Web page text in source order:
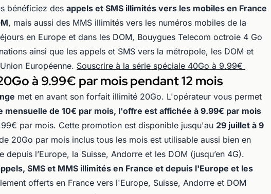
bénéficiez des appels et SMS illimités vers les mobiles en France
, mais aussi des MMS illimités vers les numéros mobiles de la
en Europe et dans les DOM, Bouygues Telecom octroie 4 Go
ainsi que les appels et SMS vers la métropole, les DOM et
Européenne. Souscrire à la série spéciale 40Go à 9.99€
à 9.99€ par mois pendant 12 mois
met en avant son forfait illimité 20Go. L'opérateur vous permet
mensuelle de 10€ par mois, l'offre est affichée à 9.99€ par mois
par mois. Cette promotion est disponible jusqu'au 29 juillet à 9
20Go par mois inclus tous les mois est utilisable aussi bien en
depuis l’Europe, la Suisse, Andorre et les DOM (jusqu’en 4G).
SMS et MMS illimités en France et depuis l'Europe et les
offerts en France vers l'Europe, Suisse, Andorre et DOM